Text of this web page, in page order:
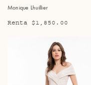
Monique Lhuillier
Renta $1,850.00